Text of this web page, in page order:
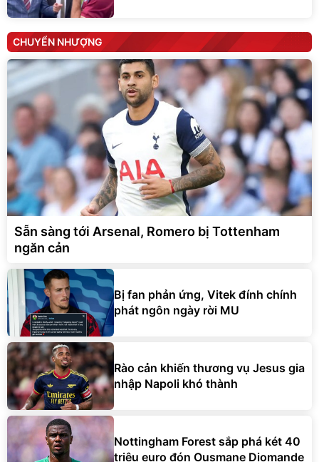
CHUYỂN NHƯỢNG
Sẵn sàng tới Arsenal, Romero bị Tottenham
ngăn cản
Bị fan phản ứng, Vitek đính chính
phát ngôn ngày rời MU
Rào cản khiến thương vụ Jesus gia
nhập Napoli khó thành
Nottingham Forest sắp phá két 40
triệu euro đón Ousmane Diomande